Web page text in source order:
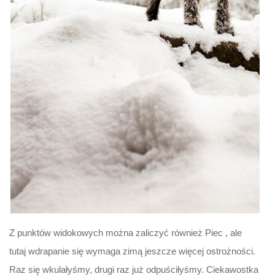
Z punktów widokowych można zaliczyć również Piec , ale
tutaj wdrapanie się wymaga zimą jeszcze więcej ostrożności.
Raz się wkulałyśmy, drugi raz już odpuściłyśmy. Ciekawostka